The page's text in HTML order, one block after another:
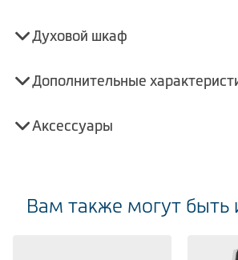
Духовой шкаф
Дополнительные
Аксессуары
Вам также могут быть